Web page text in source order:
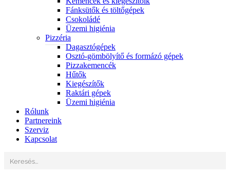
Fánksütők és töltőgépek
Csokoládé
Üzemi higiénia
Pizzéria
Dagasztógépek
Osztó-gömbölyítő és formázó gépek
Pizzakemencék
Hűtők
Kiegészítők
Raktári gépek
Üzemi higiénia
Rólunk
Partnereink
Szerviz
Kapcsolat